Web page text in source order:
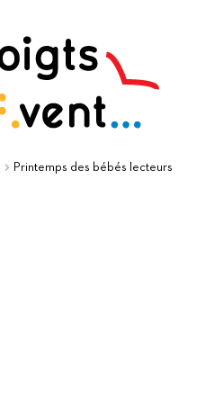
Printemps des bébés lecteurs